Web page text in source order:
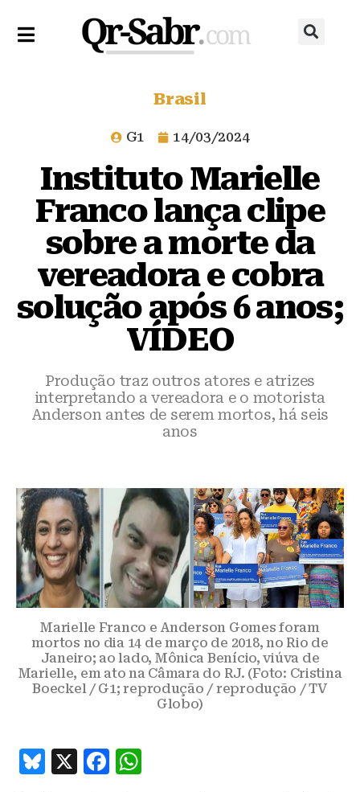
Brasil
G1 14/03/2024
Instituto Marielle
Franco lança clipe
sobre a morte da
vereadora e cobra
solução após 6 anos;
VÍDEO
Produção traz outros atores e atrizes
interpretando a vereadora e o motorista
Anderson antes de serem mortos, há seis
anos
Marielle Franco e Anderson Gomes foram
mortos no dia 14 de março de 2018, no Rio de
Janeiro; ao lado, Mônica Benício, viúva de
Marielle, em ato na Câmara do RJ. (Foto: Cristina
Boeckel / G1; reprodução / reprodução / TV
Globo)
B
X
F